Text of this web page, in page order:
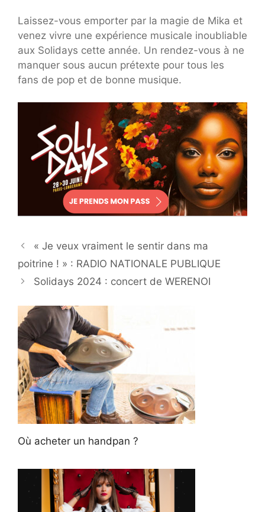
Laissez-vous emporter par la magie de Mika et
venez vivre une expérience musicale inoubliable
aux Solidays cette année. Un rendez-vous à ne
manquer sous aucun prétexte pour tous les
fans de pop et de bonne musique.
« Je veux vraiment le sentir dans ma
poitrine ! » : RADIO NATIONALE PUBLIQUE
Solidays 2024 : concert de WERENOI
Où acheter un handpan ?